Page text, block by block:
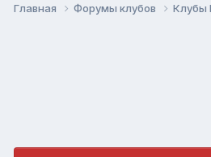
Главная Форумы клубов Клубы